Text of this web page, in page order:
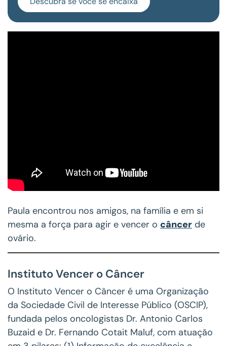
Paula encontrou nos amigos, na família e em si
mesma a força para agir e vencer o câncer de
ovário.
Instituto Vencer o Câncer
O Instituto Vencer o Câncer é uma Organização
da Sociedade Civil de Interesse Público (OSCIP),
fundada pelos oncologistas Dr. Antonio Carlos
Buzaid e Dr. Fernando Cotait Maluf, com atuação